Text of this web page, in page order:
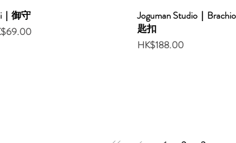
｜御守
Joguman Studio｜
匙扣
Price
HK$188.00